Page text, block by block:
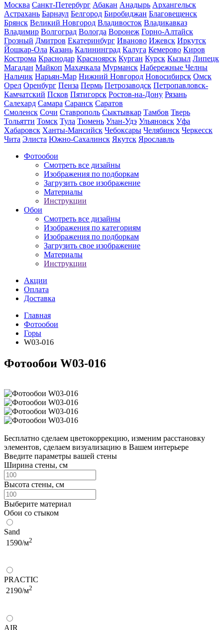
Москва Санкт-Петербург Абакан Анадырь Архангельск
Астрахань Барнаул Белгород Биробиджан Благовещенск
Брянск Великий Новгород Владивосток Владикавказ
Владимир Волгоград Вологда Воронеж Горно-Алтайск
Грозный Дмитров Екатеринбург Иваново Ижевск Иркутск
Йошкар-Ола Казань Калининград Калуга Кемерово Киров
Кострома Краснодар Красноярск Курган Курск Кызыл Липецк
Магадан Майкоп Махачкала Мурманск Набережные Челны
Нальчик Нарьян-Мар Нижний Новгород Новосибирск Омск
Орел Оренбург Пенза Пермь Петрозаводск Петропавловск-
Камчатский Псков Пятигорск Ростов-на-Дону Рязань
Салехард Самара Саранск Саратов
Смоленск Сочи Ставрополь Сыктывкар Тамбов Тверь
Тольятти Томск Тула Тюмень Улан-Удэ Ульяновск Уфа
Хабаровск Ханты-Мансийск Чебоксары Челябинск Черкесск
Чита Элиста Южно-Сахалинск Якутск Ярославль
Фотообои
Смотреть все дизайны
Изображения по подборкам
Загрузить свое изображение
Материалы
Инструкции
Обои
Смотреть все дизайны
Изображения по категориям
Изображения по подборкам
Загрузить свое изображение
Материалы
Инструкции
Акции
Оплата
Доставка
Главная
Фотообои
Горы
W03-016
Фотообои W03-016
Бесплатно сделаем цветокоррекцию, изменим расстановку
элементов, сделаем визуализацию в Вашем интерьере
Введите параметры вашей стены
Ширина стены, см
Высота стены, см
Выберите материал
Обои со стыком
Sand
1590/м2
PRACTIC
2190/м2
AIR